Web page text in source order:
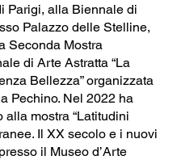
Parigi, alla Biennale di
Palazzo delle Stelline,
Seconda Mostra
di Arte Astratta “La
Bellezza” organizzata
Pechino. Nel 2022 ha
alla mostra “Latitudini
Il XX secolo e i nuovi
il Museo d’Arte